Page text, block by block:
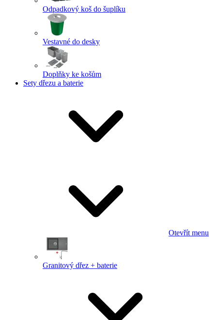
Odpadkový koš do šuplíku
Vestavné do desky
Doplňky ke košům
Sety dřezu a baterie
Otevřít menu
Granitový dřez + baterie